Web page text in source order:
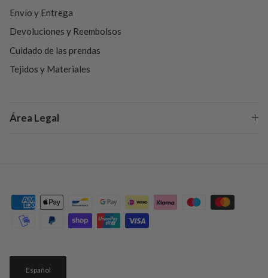
Envío y Entrega
Devoluciones y Reembolsos
Cuidado de las prendas
Tejidos y Materiales
Área Legal
Español